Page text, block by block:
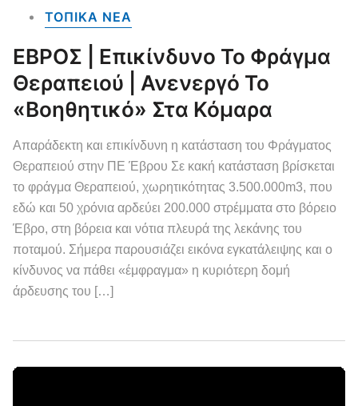
ΤΟΠΙΚΑ NEA
ΕΒΡΟΣ | Επικίνδυνο Το Φράγμα
Θεραπειού | Ανενεργό Το
«βοηθητικό» Στα Κόμαρα
Απαράδεκτη και επικίνδυνη η κατάσταση του Φράγματος
Θεραπειού στην ΠΕ Έβρου Σε κακή κατάσταση βρίσκεται
το φράγμα Θεραπειού, χωρητικότητας 3.500.000m3, που
εδώ και 50 χρόνια αρδεύει 200.000 στρέμματα στο βόρειο
Έβρο, στη βόρεια και νότια πλευρά της λεκάνης του
ποταμού. Σήμερα παρουσιάζει εικόνα εγκατάλειψης και ο
κίνδυνος να πάθει «έμφραγμα» η κυριότερη δομή
άρδευσης του […]